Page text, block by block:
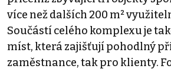
více než dalších 200 m²
Součástí celého komplexu je
míst, která zajišťují pohodlný
zaměstnance, tak pro klienty.